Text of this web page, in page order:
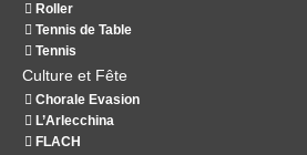
Roller
Tennis de Table
Tennis
Culture et Fête
Chorale Evasion
L’Arlecchina
FLACH